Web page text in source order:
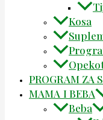
Kosa
PROGRAM ZA
MAMA I BEBA
Beba